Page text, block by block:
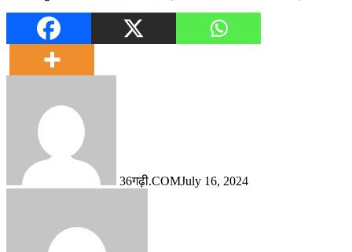
36गढ़ी.COMJuly 16, 2024